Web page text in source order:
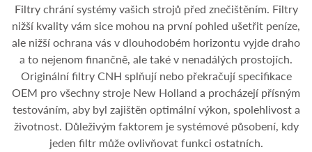
Filtry chrání systémy vašich strojů před znečištěním. Filtry
nižší kvality vám sice mohou na první pohled ušetřit peníze,
ale nižší ochrana vás v dlouhodobém horizontu vyjde draho
a to nejenom finančně, ale také v nenadálých prostojích.
Originální filtry CNH splňují nebo překračují specifikace
OEM pro všechny stroje New Holland a procházejí přísným
testováním, aby byl zajištěn optimální výkon, spolehlivost a
životnost. Důleživým faktorem je systémové působení, kdy
jeden filtr může ovlivňovat funkci ostatních.